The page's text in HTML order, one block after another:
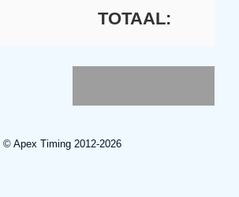
TOTAAL:
© Apex Timing 2012-2026